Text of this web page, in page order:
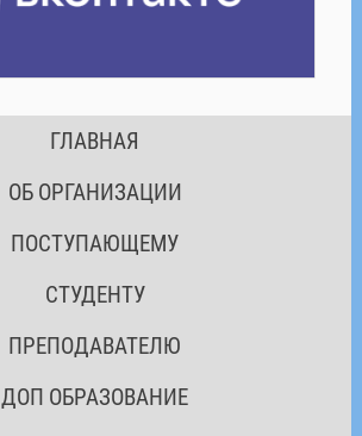
ГЛАВНАЯ
ОБ ОРГАНИЗАЦИИ
ПОСТУПАЮЩЕМУ
СТУДЕНТУ
ПРЕПОДАВАТЕЛЮ
ДОП ОБРАЗОВАНИЕ